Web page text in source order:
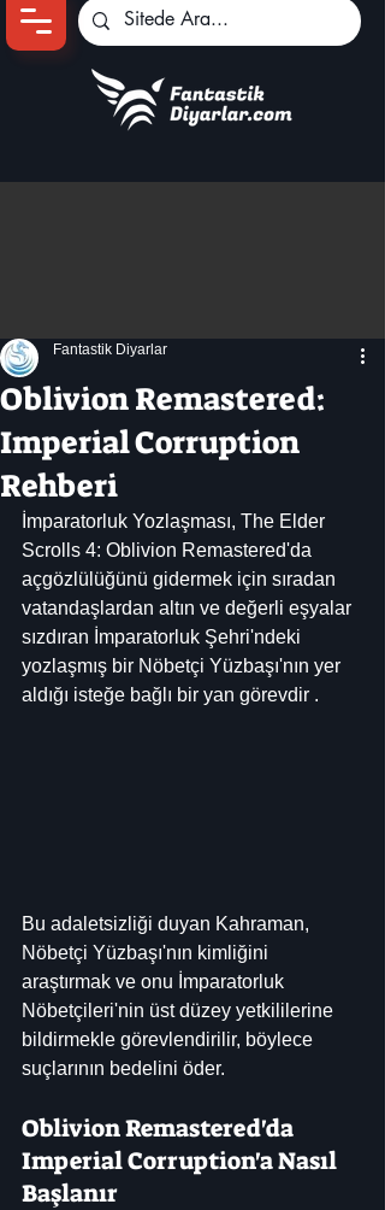
Black Desert
Dizi-Film Haberleri
Oblivion Remastered:
Imperial Corruption
Rehberi
Fantastik Diyarlar
İmparatorluk Yozlaşması, The Elder
Scrolls 4: Oblivion Remastered'da
açgözlülüğünü gidermek için sıradan
vatandaşlardan altın ve değerli eşyalar
sızdıran İmparatorluk Şehri'ndeki
yozlaşmış bir Nöbetçi Yüzbaşı'nın yer
aldığı isteğe bağlı bir yan görevdir .
Bu adaletsizliği duyan Kahraman,
Nöbetçi Yüzbaşı'nın kimliğini
araştırmak ve onu İmparatorluk
Nöbetçileri'nin üst düzey yetkililerine
bildirmekle görevlendirilir, böylece
suçlarının bedelini öder.
Oblivion Remastered'da
Imperial Corruption'a Nasıl
Başlanır